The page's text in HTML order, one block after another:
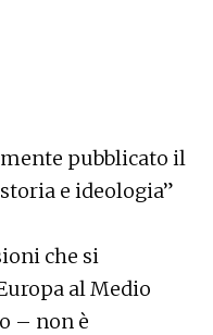
pubblicato il
e ideologia”
che si
al Medio
– non è